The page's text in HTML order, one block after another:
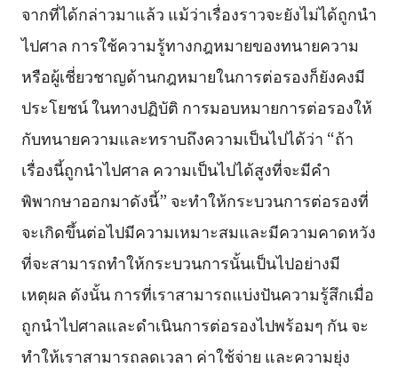
จากที่ได้กล่าวมาแล้ว แม้ว่าเรื่องราวจะยังไม่ได้ถูกนำ
ไปศาล การใช้ความรู้ทางกฎหมายของทนายความ
หรือผู้เชี่ยวชาญด้านกฎหมายในการต่อรองก็ยังคงมี
ประโยชน์ ในทางปฏิบัติ การมอบหมายการต่อรองให้
กับทนายความและทราบถึงความเป็นไปได้ว่า “ถ้า
เรื่องนี้ถูกนำไปศาล ความเป็นไปได้สูงที่จะมีคำ
พิพากษาออกมาดังนี้” จะทำให้กระบวนการต่อรองที่
จะเกิดขึ้นต่อไปมีความเหมาะสมและมีความคาดหวัง
ที่จะสามารถทำให้กระบวนการนั้นเป็นไปอย่างมี
เหตุผล ดังนั้น การที่เราสามารถแบ่งปันความรู้สึกเมื่อ
ถูกนำไปศาลและดำเนินการต่อรองไปพร้อมๆ กัน จะ
ทำให้เราสามารถลดเวลา ค่าใช้จ่าย และความยุ่ง